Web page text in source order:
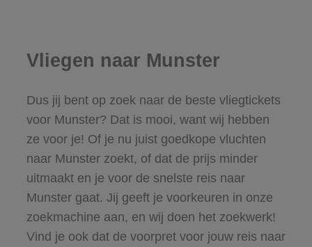
Vliegen naar Munster
Dus jij bent op zoek naar de beste vliegtickets
voor Munster? Dat is mooi, want wij hebben
ze voor je! Of je nu juist goedkope vluchten
naar Munster zoekt, of dat de prijs minder
uitmaakt en je voor de snelste reis naar
Munster gaat. Jij geeft je voorkeuren in onze
zoekmachine aan, en wij doen het zoekwerk!
Vind je ook dat de voorpret voor jouw reis naar